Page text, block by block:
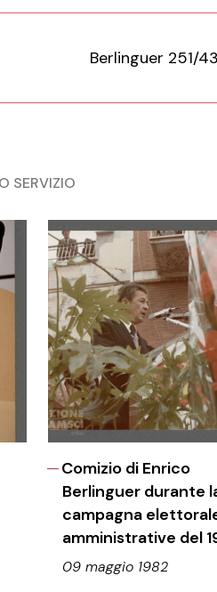
Berlinguer 251/
SERVIZIO
Comizio di Enrico
Berlinguer durante
campagna
amministrative del
09 maggio 1982